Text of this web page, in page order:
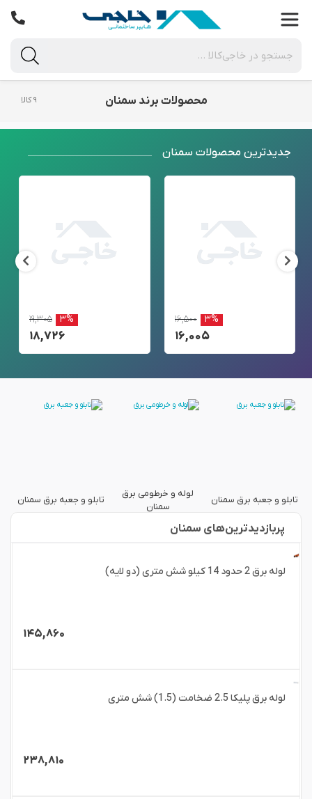
محصولات برند سمنان ۹ کالا
جدید‌ترین محصولات سمنان
۱۶,۵۰۰ ۳%
۱۶,۰۰۵
۱۹,۳۰۵ ۳%
۱۸,۷۲۶
تابلو و جعبه برق سمنان
لوله و خرطومی برق
سمنان
تابلو و جعبه برق سمنان
پربازدید‌ترین‌های سمنان
لوله برق 2 حدود 14 کیلو شش متری (دو لایه)
۱۴۵,۸۶۰
لوله برق پلیکا 2.5 ضخامت (1.5) شش متری
۲۳۸,۸۱۰